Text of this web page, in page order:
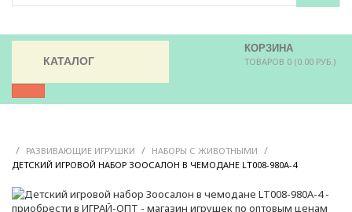
КОРЗИНА
ТОВАРОВ 0 (0.00 РУБ.)
КАТАЛОГ
/ РАЗВИВАЮЩИЕ ИГРУШКИ / НАБОРЫ С ЖИВОТНЫМИ /
ДЕТСКИЙ ИГРОВОЙ НАБОР ЗООСАЛОН В ЧЕМОДАНЕ LT008-980A-4